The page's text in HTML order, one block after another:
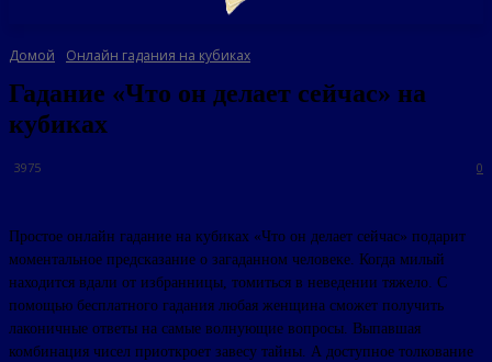
Домой Онлайн гадания на кубиках
Гадание «Что он делает сейчас» на
кубиках
0
3975
Простое онлайн гадание на кубиках «Что он делает сейчас» подарит
моментальное предсказание о загаданном человеке. Когда милый
находится вдали от избранницы, томиться в неведении тяжело. С
помощью бесплатного гадания любая женщина сможет получить
лаконичные ответы на самые волнующие вопросы. Выпавшая
комбинация чисел приоткроет завесу тайны. А доступное толкование